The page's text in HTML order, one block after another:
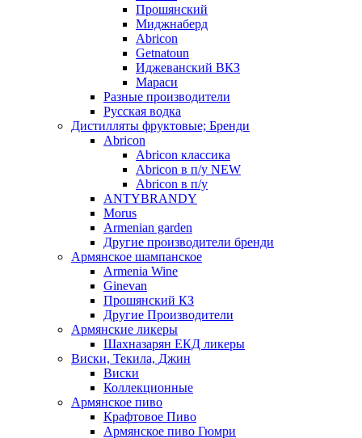
Прошянский
Миджнаберд
Abricon
Getnatoun
Иджеванский ВКЗ
Мараси
Разные производители
Русская водка
Дистилляты фруктовые; Бренди
Abricon
Abricon классика
Abricon в п/у NEW
Abricon в п/у
ANTYBRANDY
Morus
Armenian garden
Другие производители бренди
Армянское шампанское
Armenia Wine
Ginevan
Прошянский КЗ
Другие Производители
Армянские ликеры
Шахназарян ЕКД ликеры
Виски, Текила, Джин
Виски
Коллекционные
Армянское пиво
Крафтовое Пиво
Армянское пиво Гюмри